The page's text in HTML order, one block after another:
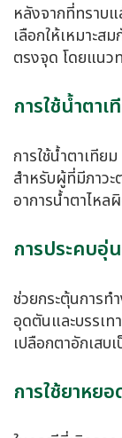
หลังจากที่ทราบแ
เลือกให้เหมาะส
ตรงจุด โดยแนว
การใช้น้ำตาเ
การใช้น้ำตาเทีย
สำหรับผู้ที่มีภาว
อาการน้ำตาไห
การประคบอุ่
ช่วยกระตุ้นการท
อุดตันและบรรเท
เปลือกตาอักเสบ
การใช้ยาหย